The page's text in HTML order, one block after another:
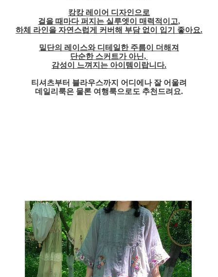
캉캉 레이어 디자인으로
걸을 때마다 퍼지는 실루엣이 매력적이고,
하체 라인을 자연스럽게 커버해 부담 없이 입기 좋아요.
밑단의 레이스와 디테일한 주름이 더해져
단순한 스커트가 아닌,
감성이 느껴지는 아이템이랍니다.
티셔츠부터 블라우스까지 어디에나 잘 어울려
데일리룩은 물론 여행룩으로도 추천드려요.